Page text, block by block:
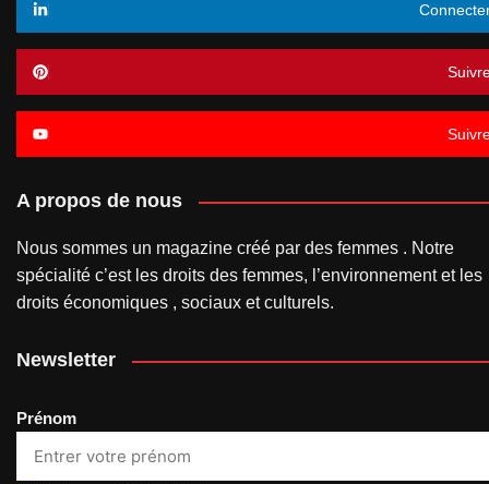
A propos de nous
Nous sommes un magazine créé par des femmes . Notre
spécialité c’est les droits des femmes, l’environnement et les
droits économiques , sociaux et culturels.
Newsletter
Prénom